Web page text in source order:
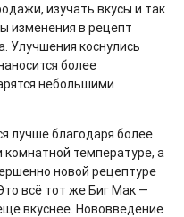
изучать вкусы и так
изменения в рецепт
Улучшения коснулись
более
небольшими
лучше благодаря более
температуре, а
новой рецептуре
всё тот же Биг Мак —
вкуснее. Нововведение